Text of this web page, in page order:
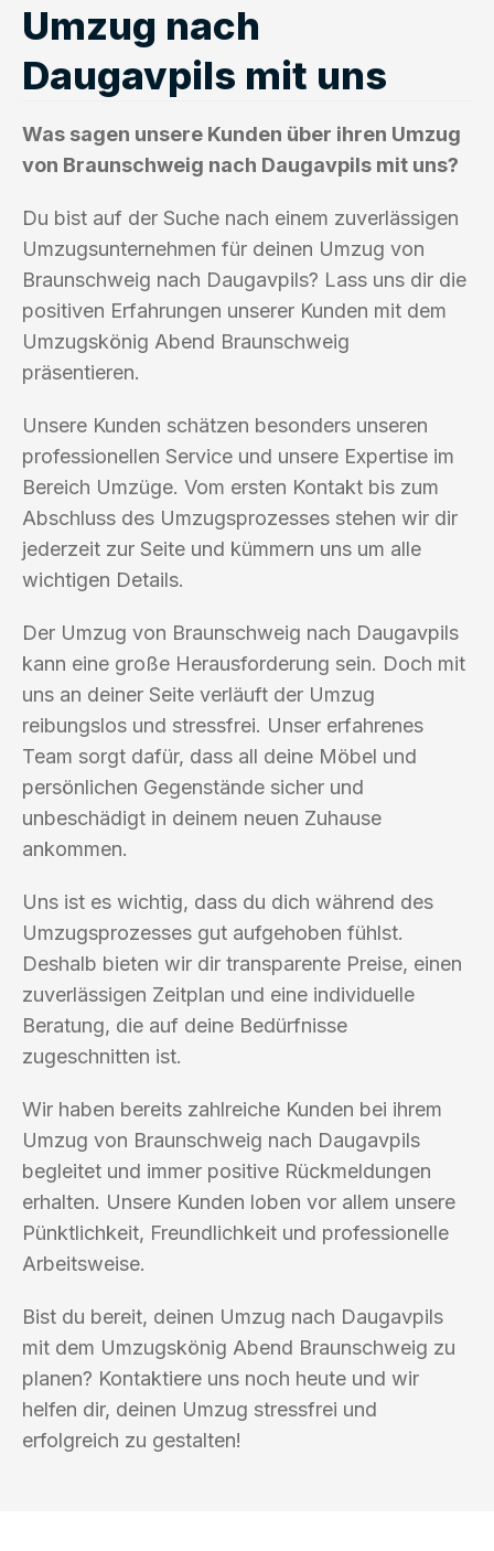
Umzug nach
Daugavpils mit uns
Was sagen unsere Kunden über ihren Umzug
von Braunschweig nach Daugavpils mit uns?
Du bist auf der Suche nach einem zuverlässigen
Umzugsunternehmen für deinen Umzug von
Braunschweig nach Daugavpils? Lass uns dir die
positiven Erfahrungen unserer Kunden mit dem
Umzugskönig Abend Braunschweig
präsentieren.
Unsere Kunden schätzen besonders unseren
professionellen Service und unsere Expertise im
Bereich Umzüge. Vom ersten Kontakt bis zum
Abschluss des Umzugsprozesses stehen wir dir
jederzeit zur Seite und kümmern uns um alle
wichtigen Details.
Der Umzug von Braunschweig nach Daugavpils
kann eine große Herausforderung sein. Doch mit
uns an deiner Seite verläuft der Umzug
reibungslos und stressfrei. Unser erfahrenes
Team sorgt dafür, dass all deine Möbel und
persönlichen Gegenstände sicher und
unbeschädigt in deinem neuen Zuhause
ankommen.
Uns ist es wichtig, dass du dich während des
Umzugsprozesses gut aufgehoben fühlst.
Deshalb bieten wir dir transparente Preise, einen
zuverlässigen Zeitplan und eine individuelle
Beratung, die auf deine Bedürfnisse
zugeschnitten ist.
Wir haben bereits zahlreiche Kunden bei ihrem
Umzug von Braunschweig nach Daugavpils
begleitet und immer positive Rückmeldungen
erhalten. Unsere Kunden loben vor allem unsere
Pünktlichkeit, Freundlichkeit und professionelle
Arbeitsweise.
Bist du bereit, deinen Umzug nach Daugavpils
mit dem Umzugskönig Abend Braunschweig zu
planen? Kontaktiere uns noch heute und wir
helfen dir, deinen Umzug stressfrei und
erfolgreich zu gestalten!